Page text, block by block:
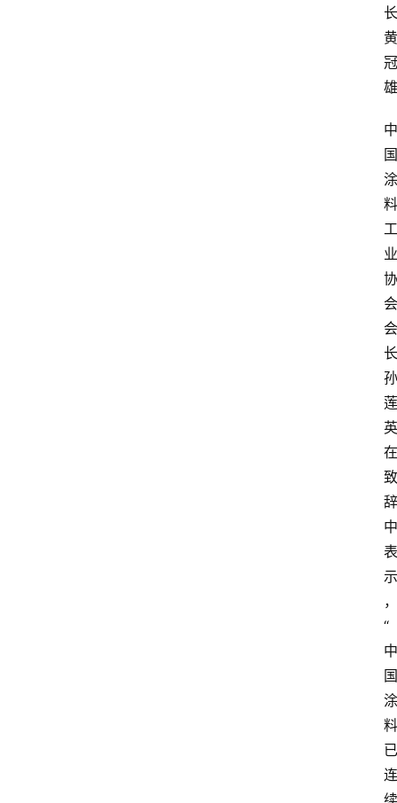
长
黄
冠
雄
中
国
涂
料
工
业
协
会
会
长
孙
莲
英
在
致
辞
中
表
示
，
“
中
国
涂
料
已
连
续